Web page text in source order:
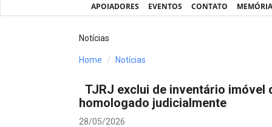
APOIADORES
EVENTOS CONTATO
Processos - IBDFAM
Notícias
Home Notícias
TJRJ exclui de inventário
homologado judicialmente
28/05/2026